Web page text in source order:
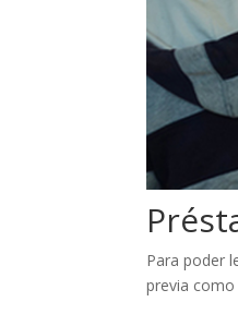
Para poder
previa